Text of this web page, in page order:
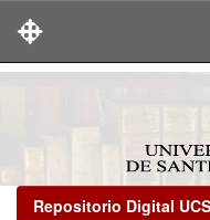
Repositorio Digital